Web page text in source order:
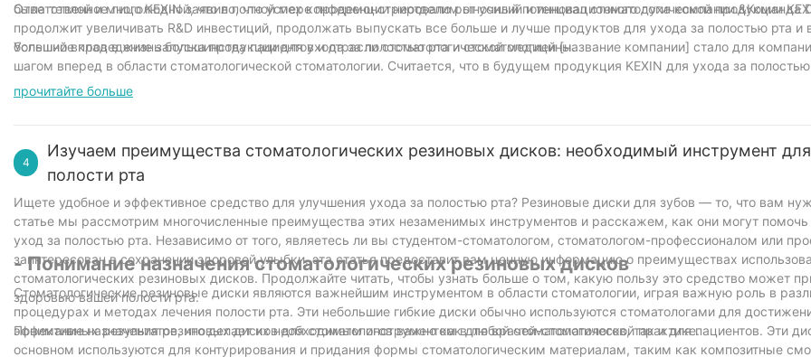
была теплой и многолюдной, что в полной мере продемонстрировало рыночный потенциал стоматологической продукции
Ответственное лицо KEXIN заявило, что успех конференции неотделим от усилий и инновационного духа компании.&Команда
продолжит увеличивать R&D инвестиций, продолжать выпускать все больше и лучше продуктов для ухода за полостью рта и
больший вклад в жизнь большинства пациентов и отрасли стоматологической медицины.
Успешное проведение запуска продукции для ухода за полостью рта и стоматологией [название компании] стало для
шагом вперед в области стоматологической стоматологии. Считается, что в будущем продукция KEXIN для ухода за
достигнет еще более блестящих успехов на национальном и мировом рынках.
прочитайте больше
4
Изучаем преимущества стоматологических резиновых дисков: необходимый инструмент
полости рта
Ищете удобное и эффективное средство для улучшения ухода за полостью рта? Резиновые диски для зубов — то, что вам
статье мы рассмотрим многочисленные преимущества этих незаменимых инструментов и расскажем, как они могут помочь
уход за полостью рта. Независимо от того, являетесь ли вы студентом-стоматологом, стоматологом-профессионалом или
заинтересован в сохранении здоровой улыбки, эта статья предоставит вам ценную информацию о преимуществах
стоматологических резиновых дисков. Продолжайте читать, чтобы узнать больше о том, какую пользу это средство может
здоровью вашей полости рта.
- Понимание назначения стоматологических резиновых дисков
Стоматологические резиновые диски являются важнейшим инструментом в области стоматологии, играя важную роль в
процедурах и методах лечения полости рта. Эти небольшие гибкие диски обычно используются стоматологами для
эффективных результатов, что делает их необходимым инструментом в любой стоматологической практике.
Понимание назначения резиновых дисков для стоматологов важно как для врачей-стоматологов, так и для пациентов. Эти
основном используются для контурирования и придания формы стоматологическим материалам, таким как композитные